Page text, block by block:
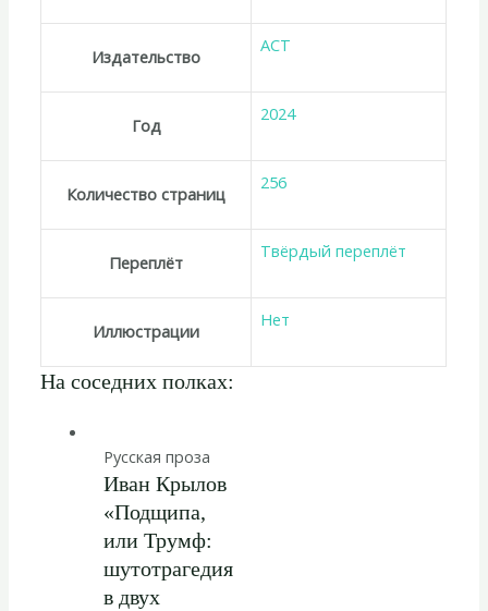
Издательство
АСТ
Год
2024
Количество страниц
256
Переплёт
Твёрдый переплёт
Иллюстрации
Нет
На соседних полках:
Русская проза
Иван Крылов
«Подщипа,
или Трумф:
шутотрагедия
в двух